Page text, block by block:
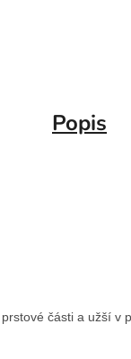
Popis
části a užší v